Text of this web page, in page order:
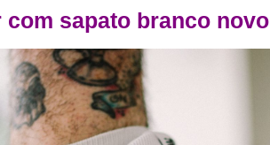
com sapato branco novo